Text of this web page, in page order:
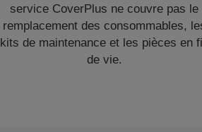
service CoverPlus ne couvre pas le
remplacement des consommables,
kits de maintenance et les pièces en
de vie.